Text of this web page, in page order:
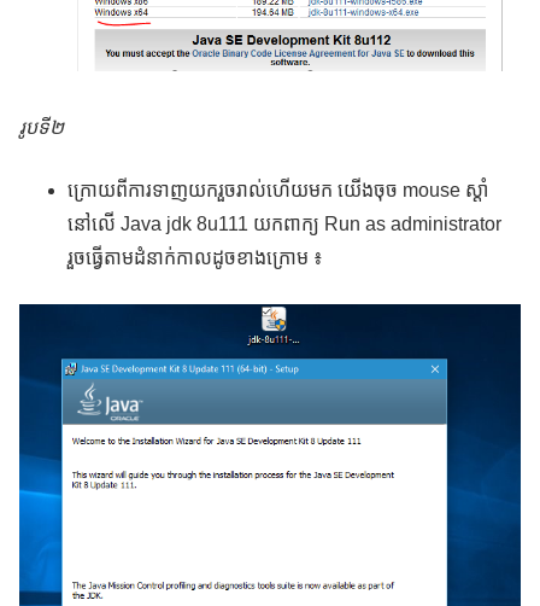
រូបទី២
ក្រោយពីការទាញយករួចរាល់ហើយមក យើងចុច mouse ស្ដាំ
នៅលើ Java jdk 8u111 យកពាក្យ Run as administrator
រួចធ្វើតាមដំនាក់កាលដូចខាងក្រោម ៖